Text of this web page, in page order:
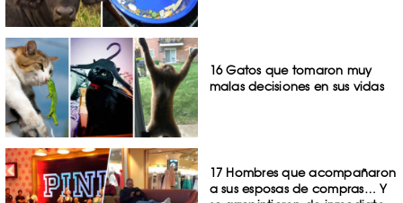
16 Gatos que tomaron muy
malas decisiones en sus vidas
17 Hombres que acompañaron
a sus esposas de compras… Y